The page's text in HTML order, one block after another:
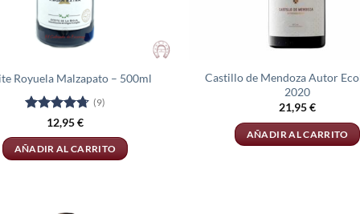
Royuela Malzapato – 500ml
Valorado
de 5
(9)
12,95€
AÑADIR AL CARRITO
Castillo de Mendoza Autor
2020
21,95€
AÑADIR AL CARRITO